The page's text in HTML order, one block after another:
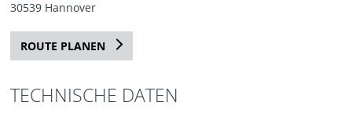
30539 Hannover
ROUTE PLANEN
TECHNISCHE DATEN